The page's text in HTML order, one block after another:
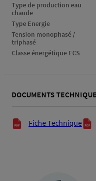
Type de production eau
chaude
Type Energie
Tension monophasé /
triphasé
Classe énergétique ECS
DOCUMENTS
Documents techniques
Fiche Technique